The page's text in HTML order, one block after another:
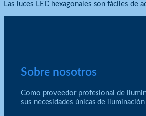
Las luces LED hexagonales son fáciles de
Sobre nosotros
Como proveedor profesional de
sus necesidades únicas de